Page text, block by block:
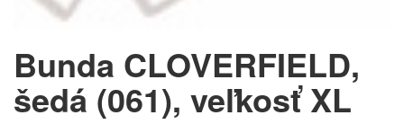
Bunda CLOVERFIELD,
šedá (061), veľkosť XL